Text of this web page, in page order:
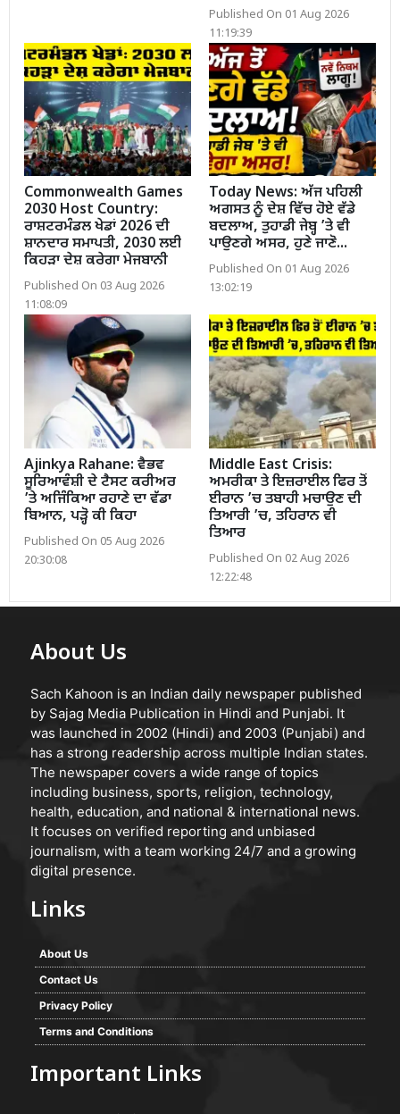
Published On 01 Aug 2026
11:19:39
Commonwealth Games
2030 Host Country:
ਰਾਸ਼ਟਰਮੰਡਲ ਖੇਡਾਂ 2026 ਦੀ
ਸ਼ਾਨਦਾਰ ਸਮਾਪਤੀ, 2030 ਲਈ
ਕਿਹੜਾ ਦੇਸ਼ ਕਰੇਗਾ ਮੇਜਬਾਨੀ
Published On 03 Aug 2026
11:08:09
Today News: ਅੱਜ ਪਹਿਲੀ
ਅਗਸਤ ਨੂੰ ਦੇਸ਼ ਵਿੱਚ ਹੋਏ ਵੱਡੇ
ਬਦਲਾਅ, ਤੁਹਾਡੀ ਜੇਬ੍ਹ ’ਤੇ ਵੀ
ਪਾਉਣਗੇ ਅਸਰ, ਹੁਣੇ ਜਾਣੋ...
Published On 01 Aug 2026
13:02:19
Ajinkya Rahane: ਵੈਭਵ
ਸੂਰਿਆਵੰਸ਼ੀ ਦੇ ਟੈਸਟ ਕਰੀਅਰ
’ਤੇ ਅਜਿੰਕਿਆ ਰਹਾਣੇ ਦਾ ਵੱਡਾ
ਬਿਆਨ, ਪੜ੍ਹੋ ਕੀ ਕਿਹਾ
Published On 05 Aug 2026
20:30:08
Middle East Crisis:
ਅਮਰੀਕਾ ਤੇ ਇਜ਼ਰਾਈਲ ਫਿਰ ਤੋਂ
ਈਰਾਨ ’ਚ ਤਬਾਹੀ ਮਚਾਉਣ ਦੀ
ਤਿਆਰੀ ’ਚ, ਤਹਿਰਾਨ ਵੀ
ਤਿਆਰ
Published On 02 Aug 2026
12:22:48
About Us
Sach Kahoon is an Indian daily newspaper published
by Sajag Media Publication in Hindi and Punjabi. It
was launched in 2002 (Hindi) and 2003 (Punjabi) and
has a strong readership across multiple Indian states.
The newspaper covers a wide range of topics
including business, sports, religion, technology,
health, education, and national & international news.
It focuses on verified reporting and unbiased
journalism, with a team working 24/7 and a growing
digital presence.
Links
About Us
Contact Us
Privacy Policy
Terms and Conditions
Important Links